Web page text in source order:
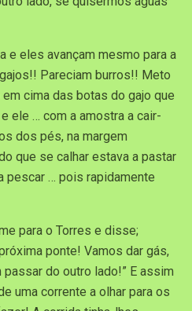
e eles avançam mesmo para a
Pareciam burros!! Meto
cima das botas do gajo que
ele … com a amostra a cair-
dos pés, na margem
que se calhar estava a pastar
pescar … pois rapidamente
para o Torres e disse;
ponte! Vamos dar gás,
do outro lado!” E assim
uma corrente a olhar para os